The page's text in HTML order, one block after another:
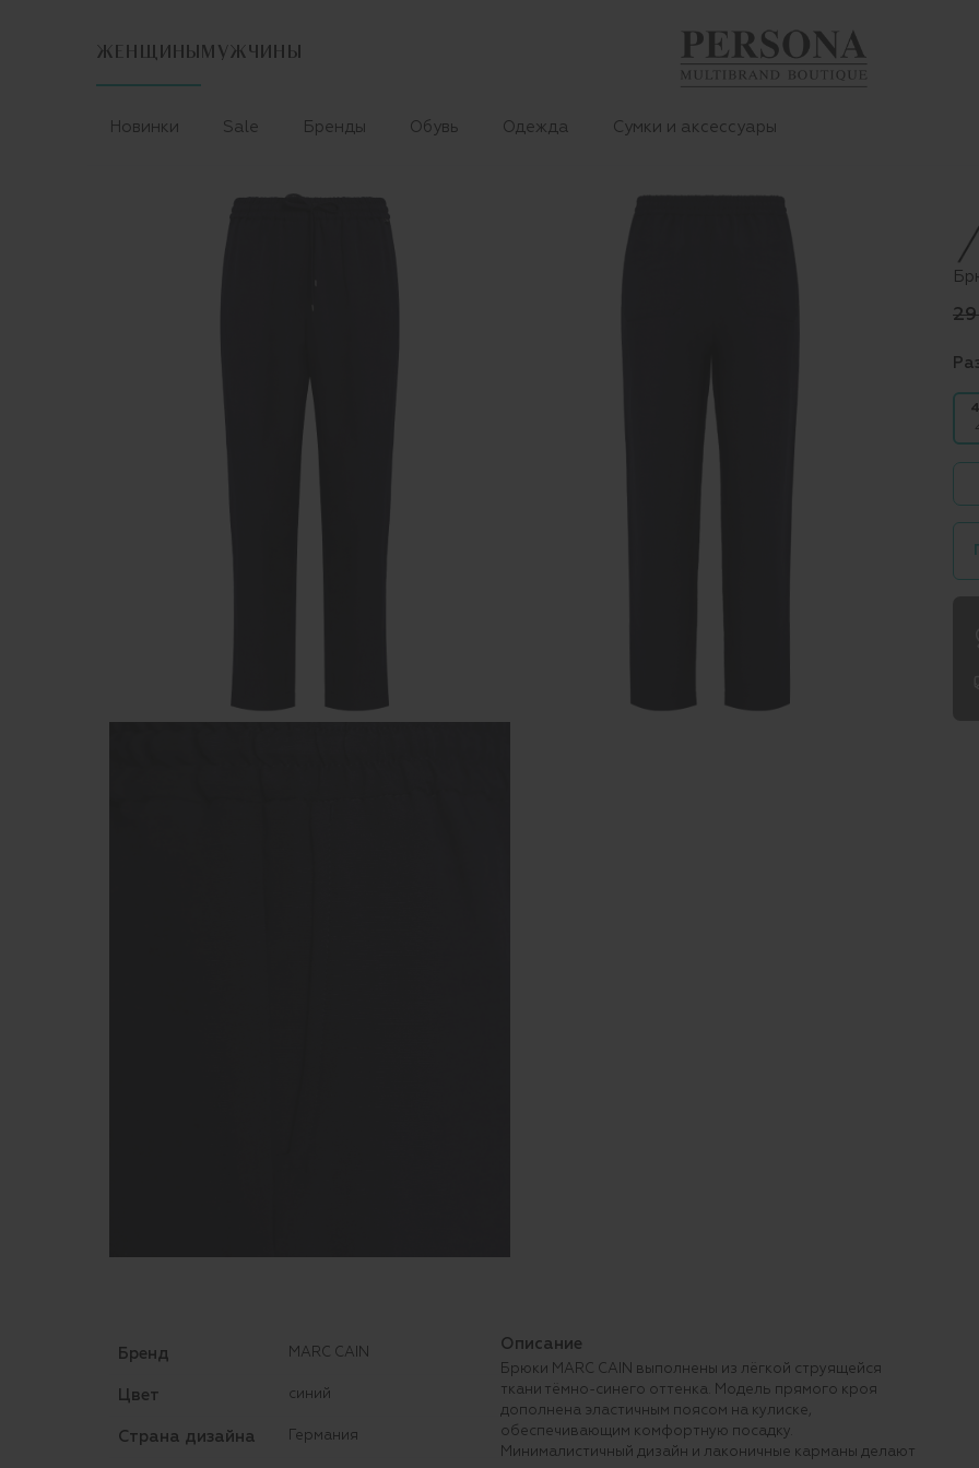
ЖЕНЩИНЫ МУЖЧИНЫ
Новинки Sale Бренды Обувь Одежда Сумки и аксессуары
Бренд MARC CAIN
Цвет синий
Страна дизайна Германия
Описание
Брюки MARC CAIN выполнены из лёгкой струящейся
ткани тёмно-синего оттенка. Модель прямого кроя
дополнена эластичным поясом на кулиске,
обеспечивающим комфортную посадку.
Минималистичный дизайн и лаконичные карманы делают